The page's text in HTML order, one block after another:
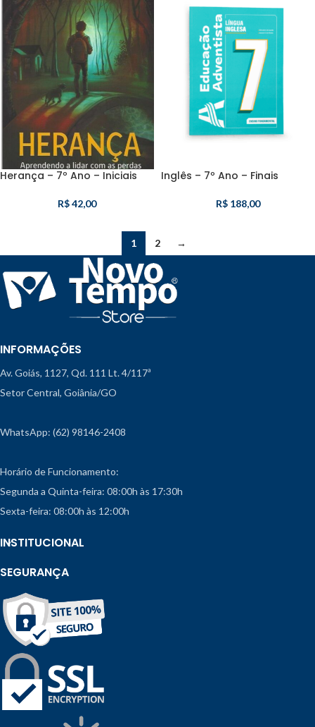
Herança – 7º Ano – Iniciais
R$42,00
Inglês – 7º Ano – Finais
R$ 188,00
1 2 →
INFORMAÇÕES
Av. Goiás, 1127, Qd. 111 Lt. 4/117ª
Setor Central, Goiânia/GO
WhatsApp: (62) 98146-2408
Horário de Funcionamento:
Segunda a Quinta-feira: 08:00h às 17:30h
Sexta-feira: 08:00h às 12:00h
INSTITUCIONAL
SEGURANÇA